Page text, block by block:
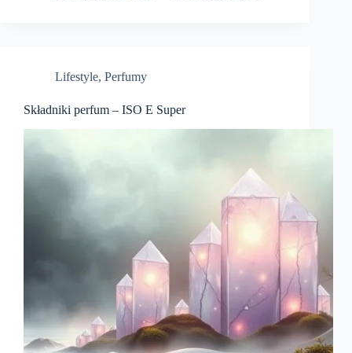
Lifestyle, Perfumy
Składniki perfum – ISO E Super